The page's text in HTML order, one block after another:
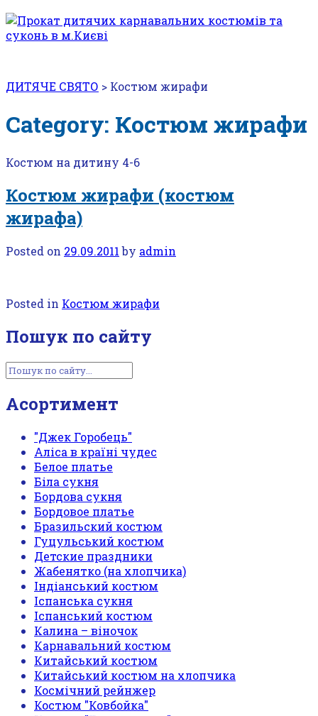
ДИТЯЧЕ СВЯТО > Костюм жирафи
Category: Костюм жирафи
Костюм на дитину 4-6
Костюм жирафи (костюм
жирафа)
Posted on 29.09.2011 by admin
Posted in Костюм жирафи
Пошук по сайту
Асортимент
"Джек Горобець"
Аліса в країні чудес
Белое платье
Біла сукня
Бордова сукня
Бордовое платье
Бразильский костюм
Гуцульський костюм
Детские праздники
Жабенятко (на хлопчика)
Індіанський костюм
Іспанська сукня
Іспанський костюм
Калина – віночок
Карнавальний костюм
Китайський костюм
Китайський костюм на хлопчика
Космічний рейнжер
Костюм "Ковбойка"